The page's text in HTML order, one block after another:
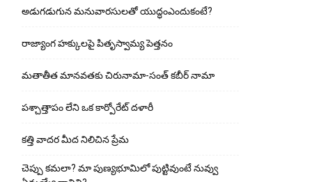
అడుగ‌డుగున మ‌నువార‌సుల‌తో యుద్ధంఎందుకంటే?
రాజ్యాంగ హక్కులపై పితృస్వామ్య పెత్తనం
మతాతీత మానవతకు చిరునామా-సంత్ కబీర్ నామా
పశ్చాత్తాపం లేని ఒక కార్పోరేట్ దళారీ
కత్తి వాదర మీద నిలిచిన ప్రేమ
చెప్పు క‌మ‌లా? మా పుణ్యభూమిలో పుట్టివుంటే నువ్వు